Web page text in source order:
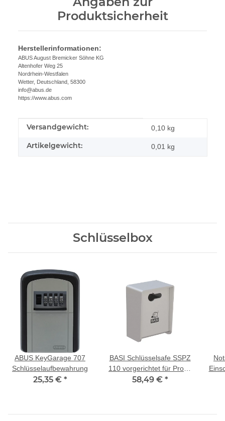
Produktsicherheit
Herstellerinformationen:
ABUS August Bremicker Söhne KG
Altenhofer Weg 25
Nordrhein-Westfalen
Wetter, Deutschland, 58300
info@abus.de
https://www.abus.com
Produkteigenschaft
Wert
Versandgewicht: 0,10 kg
Artikelgewicht: 0,01 kg
Schlüsselbox
ABUS KeyGarage 707
Schlüsselaufbewahrung
25,35 € *
BASI Schlüsselsafe SSPZ
110 vorgerichtet für Profil-
Halbzylinder
58,49 € *